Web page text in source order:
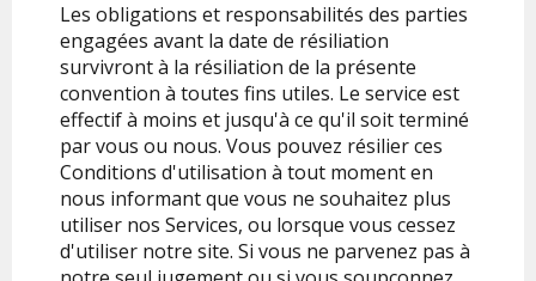
Les obligations et responsabilités des parties
engagées avant la date de résiliation
survivront à la résiliation de la présente
convention à toutes fins utiles. Le service est
effectif à moins et jusqu'à ce qu'il soit terminé
par vous ou nous. Vous pouvez résilier ces
Conditions d'utilisation à tout moment en
nous informant que vous ne souhaitez plus
utiliser nos Services, ou lorsque vous cessez
d'utiliser notre site. Si vous ne parvenez pas à